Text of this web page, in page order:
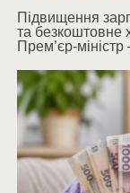
Підвищення
та безкоштовне
Прем’єр-міністр